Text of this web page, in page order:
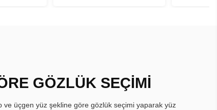
GÖZLÜK SEÇİMİ
ve üçgen yüz şekline göre gözlük seçimi yaparak yüz